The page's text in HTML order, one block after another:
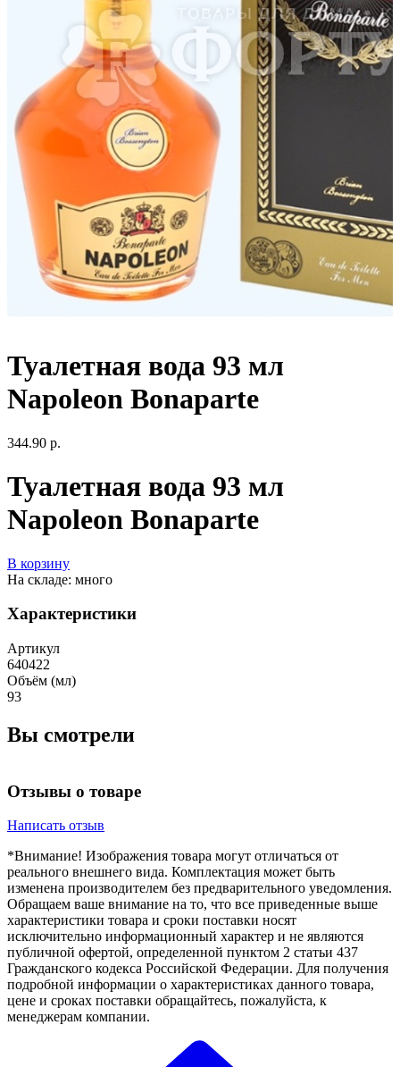
Туалетная вода 93 мл
Napoleon Bonaparte
344.90 р.
Туалетная вода 93 мл
Napoleon Bonaparte
В корзину
На складе: много
Характеристики
Артикул
640422
Объём (мл)
93
Вы смотрели
Отзывы о товаре
Написать отзыв
*Внимание! Изображения товара могут отличаться от
реального внешнего вида. Комплектация может быть
изменена производителем без предварительного уведомления.
Обращаем ваше внимание на то, что все приведенные выше
характеристики товара и сроки поставки носят
исключительно информационный характер и не являются
публичной офертой, определенной пунктом 2 статьи 437
Гражданского кодекса Российской Федерации. Для получения
подробной информации о характеристиках данного товара,
цене и сроках поставки обращайтесь, пожалуйста, к
менеджерам компании.